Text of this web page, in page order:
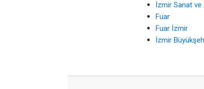
İzmir Sanat ve
Fuar
Fuar İzmir
İzmir